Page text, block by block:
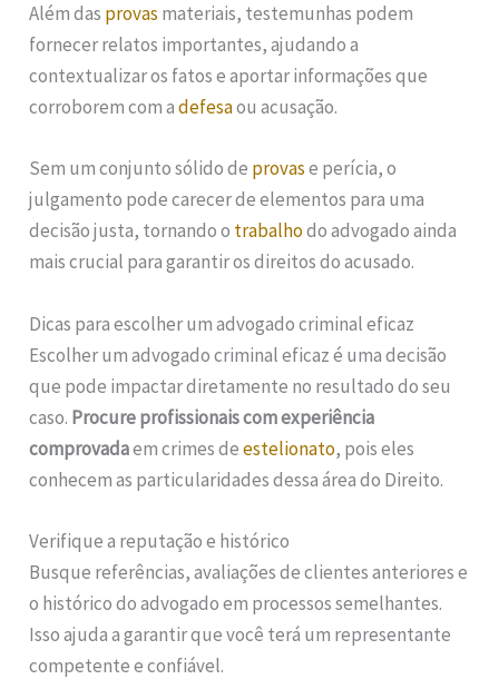
Além das provas materiais, testemunhas podem
fornecer relatos importantes, ajudando a
contextualizar os fatos e aportar informações que
corroborem com adefesaou acusação.
Sem um conjunto sólido de provase perícia, o
julgamento pode carecer de elementos para uma
decisão justa, tornando o trabalhodo advogado ainda
mais crucial para garantir os direitos do acusado.
Dicas para escolher um advogado criminal eficaz
Escolher um advogado criminal eficaz é uma decisão
que pode impactar diretamente no resultado do seu
caso. Procure profissionais com experiência
comprovadaem crimes deestelionato, pois eles
conhecem as particularidades dessa área do Direito.
Verifique a reputação e histórico
Busque referências, avaliações de clientes anteriores e
o histórico do advogado em processos semelhantes.
Isso ajuda a garantir que você terá um representante
competente e confiável.